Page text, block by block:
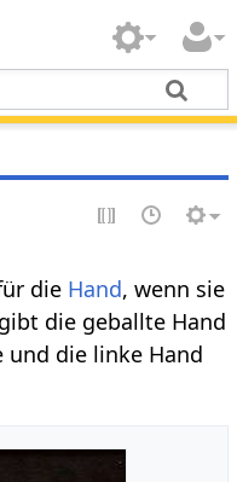
die Hand, wenn sie
die geballte Hand
und die linke Hand